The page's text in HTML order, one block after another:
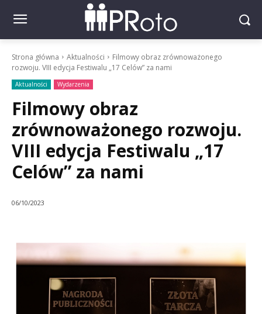
Strona główna Aktualności
Filmowy obraz zrównoważonego
rozwoju. VIII edycja Festiwalu „17 Celów” za nami
Aktualności Wydarzenia
Filmowy obraz
zrównoważonego rozwoju.
VIII edycja Festiwalu „17
Celów” za nami
06/10/2023